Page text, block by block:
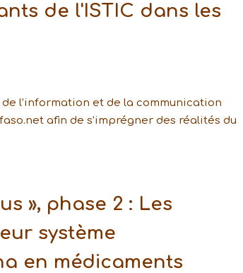
de l'ISTIC dans les
l’information et de la communication
afin de s’imprégner des réalités du
», phase 2 : Les
système
en médicaments